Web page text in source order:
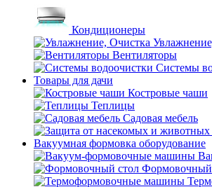
Кондиционеры
Вентиляторы
Системы
Товары для дачи
Костровые чаши
Теплицы
Садовая мебель
Вакуумная формовка оборудование
Формовочный